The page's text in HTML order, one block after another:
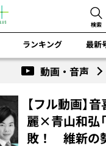
検索
ランキング 最新
動画・音声
【フル動画】
麗×青山和弘
敗！ 維新の